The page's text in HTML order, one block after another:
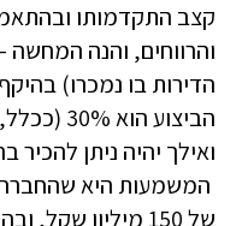
קצב התקדמותו
והרווחים, והנה המחשה
הביצוע
המשמעות היא שהחברה
של 150 מיליון